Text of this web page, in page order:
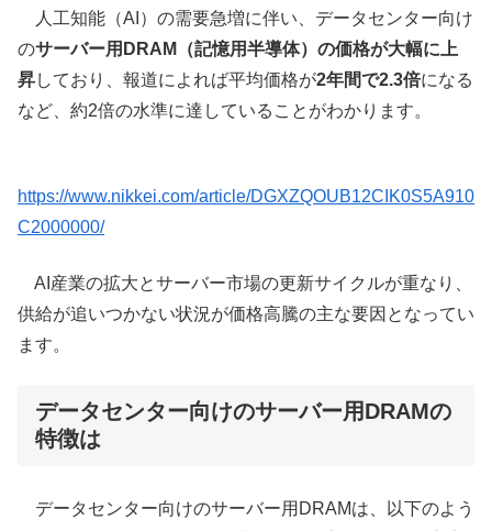
人工知能（AI）の需要急増に伴い、データセンター向け
のサーバー用DRAM（記憶用半導体）の価格が大幅に上
昇しており、報道によれば平均価格が2年間で2.3倍になる
など、約2倍の水準に達していることがわかります。
https://www.nikkei.com/article/DGXZQOUB12CIK0S5A910
C2000000/
AI産業の拡大とサーバー市場の更新サイクルが重なり、
供給が追いつかない状況が価格高騰の主な要因となってい
ます。
データセンター向けのサーバー用DRAMの
特徴は
データセンター向けのサーバー用DRAMは、以下のよう